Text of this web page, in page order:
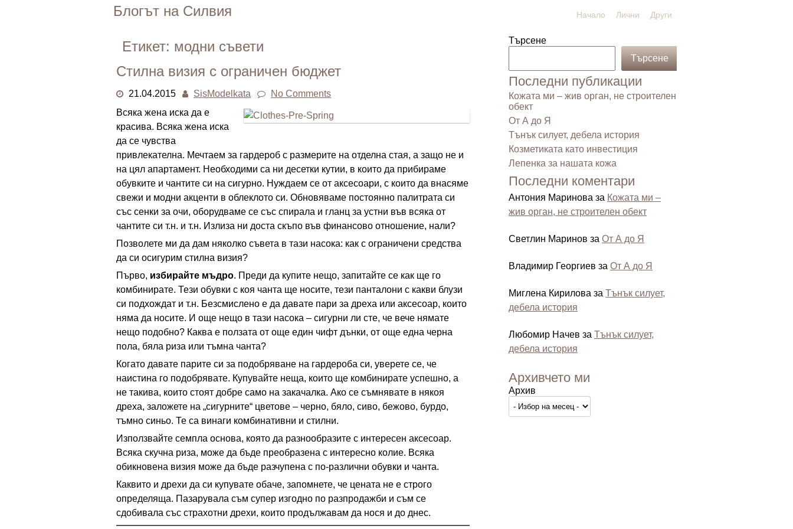
Блогът на Силвия Начало Лични Други
Етикет: модни съвети
Стилна визия с ограничен бюджет
21.04.2015 SisModelkata
No Comments
Всяка жена иска да е
красива. Всяка жена иска
да се чувства
привлекателна. Мечтаем за гардероб с размерите на отделна стая, а защо не и
на цял апартамент. Необходими са ни десетки кутии, в които да прибираме
обувките и чантите си на сигурно. Нуждаем се от аксесоари, с които да внасяме
свежи и модни акценти в облеклото си. Обновяваме постоянно палитрата си
със сенки за очи, оборудваме се със спирала и гланц за устни във всяка от
чантите си т.н. и т.н. Излиза ни доста скъпо във финансово отношение, нали?
Позволете ми да дам няколко съвета в тази насока: как с ограничени средства
да си осигурим стилна визия?
Първо, избирайте мъдро. Преди да купите нещо, запитайте се как ще го
комбинирате. Тези обувки с коя чанта ще носите, тези панталони с какви блузи
си подхождат и т.н. Безсмислено е да давате пари за дреха или аксесоар, които
няма да носите. И още нещо в тази насока – сигурни ли сте, че вече нямате
нещо подобно? Каква е ползата от още един чифт дънки, от още една черна
пола, бяла риза или тъмна чанта?
Когато давате парите си за подобряване на гардероба си, уверете се, че
наистина го подобрявате. Купувайте неща, които ще комбинирате успешно, а
не такива, които стоят добре само на закачалка. Ако се съмнявате в някоя
дреха, заложете на „сигурните“ цветове – черно, бяло, сиво, бежово, бурдо,
тъмно синьо. Те са винаги комбинативни и стилни.
Използвайте семпла основа, която да разнообразите с интересен аксесоар.
Всяка скучна риза, може да бъде преобразена с интересно колие. Всяка
обикновена визия може да бъде разчупена с по-различни обувки и чанта.
Каквито и дрехи да си купувате обаче, запомнете, че цената не е строго
определяща. Пазарувала съм супер изгодно по разпродажби и съм се
сдобивала със страхотни дрехи, които продължавам да нося и до днес.
Търсене
Търсене
Последни публикации
Кожата ми – жив орган, не строителен
обект
От А до Я
Тънък силует, дебела история
Козметиката като инвестиция
Лепенка за нашата кожа
Последни коментари
Антония Маринова за Кожата ми –
жив орган, не строителен обект
Светлин Маринов за От А до Я
Владимир Георгиев за От А до Я
Миглена Кирилова за Тънък силует,
дебела история
Любомир Начев за Тънък силует,
дебела история
Архивчето ми
Архив